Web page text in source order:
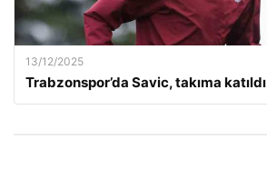
13/12/2025
Trabzonspor’da Savic, takıma katıldı